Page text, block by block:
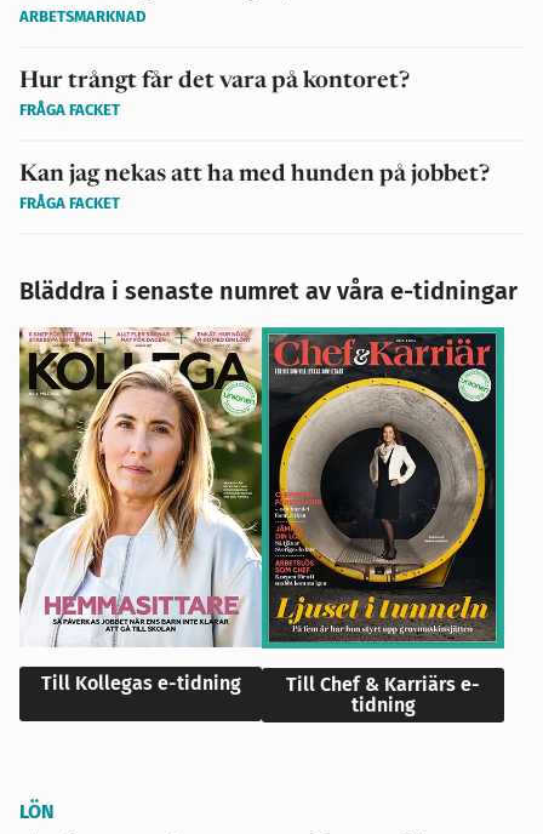
ARBETSMARKNAD
Hur trångt får det vara på kontoret?
FRÅGA FACKET
Kan jag nekas att ha med hunden på jobbet?
FRÅGA FACKET
Bläddra i senaste numret av våra e-tidningar
Till Kollegas e-tidning
Till Chef & Karriärs e-
tidning
LÖN